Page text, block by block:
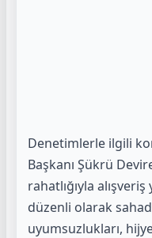
Denetimlerle ilgili
Başkanı Şükrü
rahatlığıyla
düzenli olarak
uyumsuzlukları,